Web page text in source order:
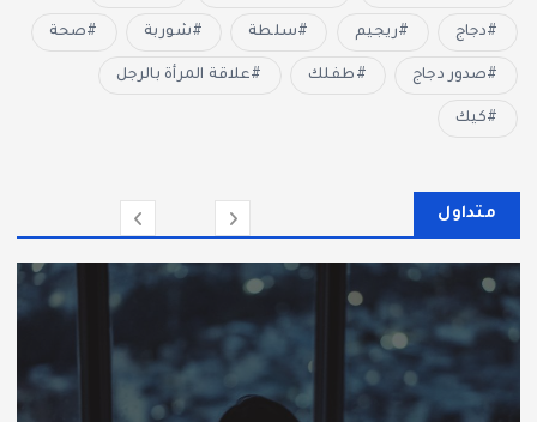
دجاج ريجيم سلطة شوربة صحة
صدور دجاج طفلك علاقة المرأة بالرجل
كيك
متداول